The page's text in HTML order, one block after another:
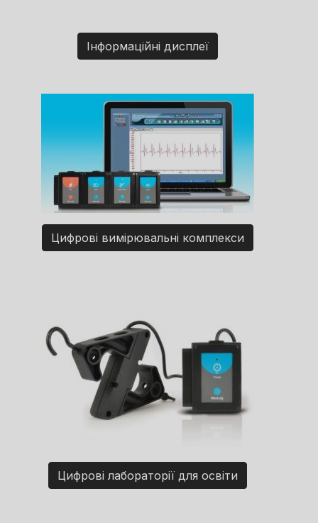
Інформаційні дисплеї
Цифрові вимірювальні комплекси
Цифрові лабораторії для освіти